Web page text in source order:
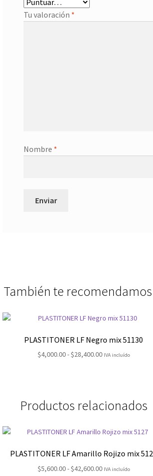
Tu valoración *
Nombre *
También te
PLASTITONER LF Negro mix 51130
$4,000.00-$28,400.00Rango
hasta
IVA incluído
Productos relacionados
PLASTITONER LF Amarillo Rojizo mix
$5,600.00-$42,600.00Rango
IVA incluído